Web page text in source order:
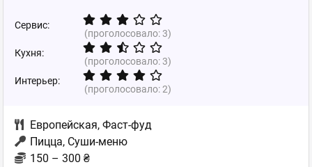
Сервис:
(проголосовало:3)
Кухня:
(проголосовало:3)
Интерьер:
(проголосовало:2)
Европейская, Фаст-фуд
Пицца, Суши-меню
150 – 300 ₴